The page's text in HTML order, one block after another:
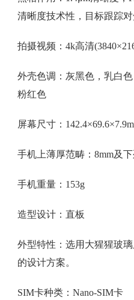
清晰度技术性，目标跟踪
拍摄视频：4k高清
外壳色调：灰黑色，乳白
粉红色
屏幕尺寸：
手机上薄厚范畴：8mm及下
手机重量：153g
造型设计：直板
外型特性：选用大猩猩玻
的设计方案。
SIM卡种类：Nano-SIM卡